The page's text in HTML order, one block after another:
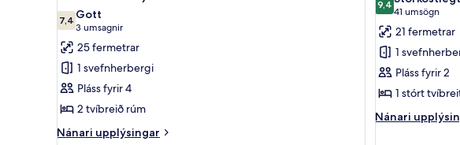
myndir
fyrir
Herbergi
-
2
tvíbreið
rúm
-
7,47,4 af 10
Gott
3 umsagnir
(3
umsagnir)
25 fermetrar
1 svefnherbergi
Pláss fyrir 4
2 tvíbreið rúm
Nánari upplýsingar
Nánari
myndir
fyrir
Herbergi
-
1
stórt
tvíbreitt
9,49,4 af 10
41 umsögn
(41
umsögn)
21 fermetrar
1
Pláss fyrir 2
1 stórt
Nánari
Nánari